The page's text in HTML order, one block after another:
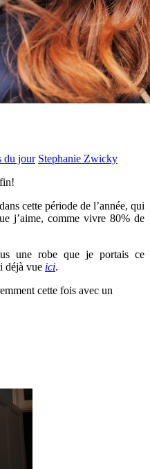
du jour Stephanie Zwicky
cette période de l’année, qui
j’aime, comme vivre 80% de
une robe que je portais ce
déjà vue ici.
cette fois avec un